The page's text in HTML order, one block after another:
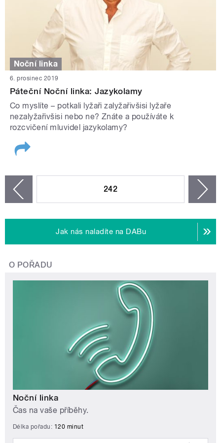
Noční linka
6. prosinec 2019
Páteční Noční linka: Jazykolamy
Co myslíte – potkali lyžaři zalyžařivšisi lyžaře
nezalyžařivšisi nebo ne? Znáte a používáte k
rozcvičení mluvidel jazykolamy?
242
Jak nás naladíte na DABu
O POŘADU
Noční linka
Čas na vaše příběhy.
Délka pořadu: 120 minut